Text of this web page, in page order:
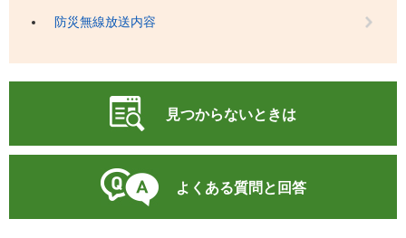
防災無線放送内容
見つからないときは
よくある質問と回答